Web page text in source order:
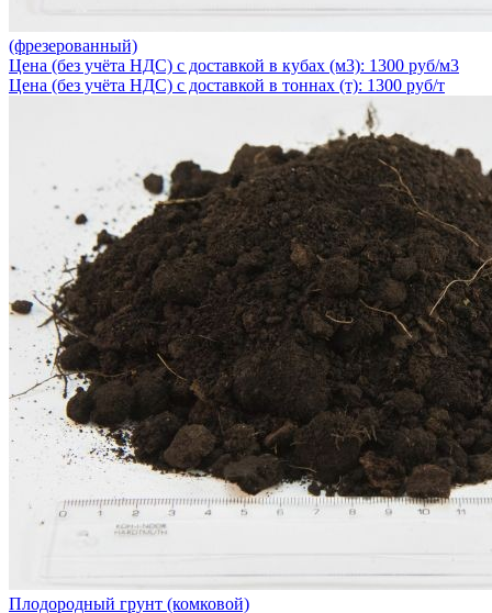
(фрезерованный)
Цена (без учёта НДС) с доставкой в кубах (м3): 1300 руб/м3
Цена (без учёта НДС) с доставкой в тоннах (т): 1300 руб/т
Плодородный грунт (комковой)